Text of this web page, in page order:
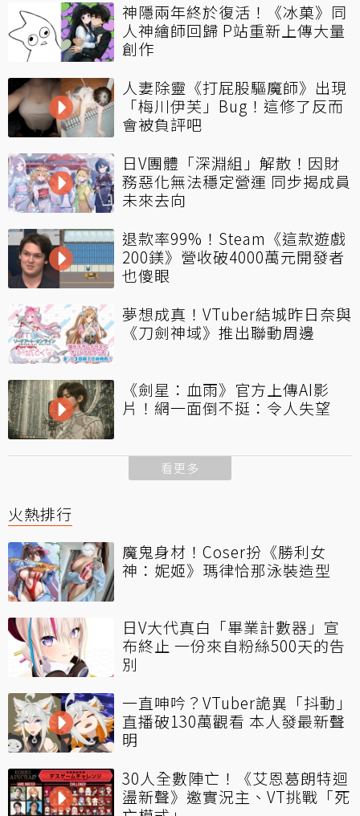
神隱兩年終於復活！《冰菓》同
人神繪師回歸 P站重新上傳大量
創作
人妻除靈《打屁股驅魔師》出現
「梅川伊芙」Bug！這修了反而
會被負評吧
日V團體「深淵組」解散！因財
務惡化無法穩定營運 同步揭成員
未來去向
退款率99%！Steam《這款遊戲
200鎂》營收破4000萬元開發者
也傻眼
夢想成真！VTuber結城昨日奈與
《刀劍神域》推出聯動周邊
《劍星：血雨》官方上傳AI影
片！網一面倒不挺：令人失望
看更多
火熱排行
魔鬼身材！Coser扮《勝利女
神：妮姬》瑪律恰那泳裝造型
日V大代真白「畢業計數器」宣
布終止 一份來自粉絲500天的告
別
一直呻吟？VTuber詭異「抖動」
直播破130萬觀看 本人發最新聲
明
30人全數陣亡！《艾恩葛朗特迴
盪新聲》邀實況主、VT挑戰「死